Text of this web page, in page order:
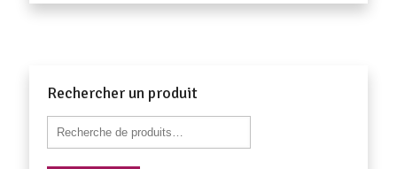
Rechercher un produit